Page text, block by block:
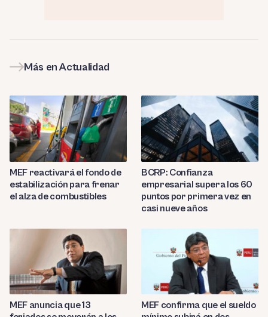
Más en Actualidad
MEF reactivará el fondo de
estabilización para frenar
el alza de combustibles
BCRP: Confianza
empresarial supera los 60
puntos por primera vez en
casi nueve años
MEF anuncia que 13
MEF confirma que el sueldo